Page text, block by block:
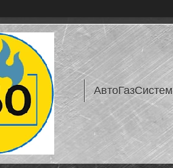
АвтоГазСистем